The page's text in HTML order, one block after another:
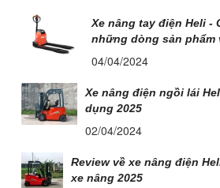
Xe nâng tay điện Heli -
những dòng sản phẩm
04/04/2024
Xe nâng điện ngồi lái
dụng 2025
02/04/2024
Review về xe nâng điện
xe nâng 2025